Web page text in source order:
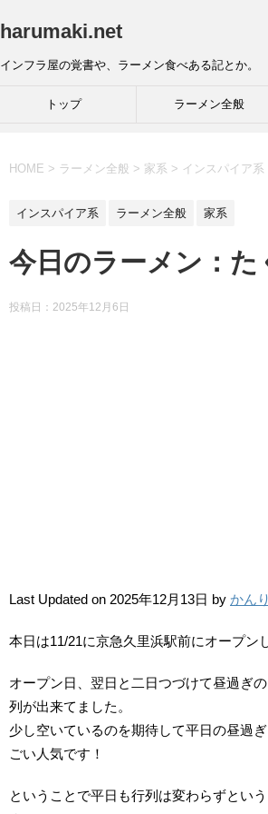
harumaki.net
インフラ屋の覚書や、ラーメン食べある記とか。
トップ ラーメン全般
HOME > ラーメン全般 > 家系 > インスパイア系
インスパイア系 ラーメン全般 家系
今日のラーメン：た
投稿日：2025年12月6日
Last Updated on 2025年12月13日 by かん
本日は11/21に京急久里浜駅前にオープン
オープン日、翌日と二日つづけて昼過ぎ
列が出来てました。
少し空いているのを期待して平日の昼過
ごい人気です！
ということで平日も行列は変わらずとい